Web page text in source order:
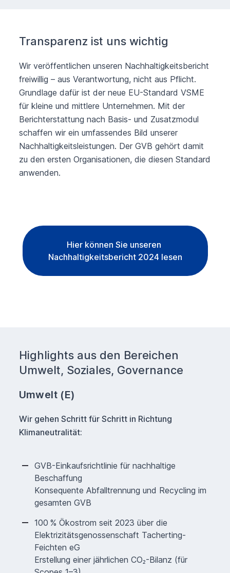
Transparenz ist uns wichtig
Wir veröffentlichen unseren Nachhaltigkeitsbericht
freiwillig – aus Verantwortung, nicht aus Pflicht.
Grundlage dafür ist der neue EU-Standard VSME
für kleine und mittlere Unternehmen. Mit der
Berichterstattung nach Basis- und Zusatzmodul
schaffen wir ein umfassendes Bild unserer
Nachhaltigkeitsleistungen. Der GVB gehört damit
zu den ersten Organisationen, die diesen Standard
anwenden.
Hier können Sie unseren
Nachhaltigkeitsbericht 2024 lesen
Highlights aus den Bereichen
Umwelt, Soziales, Governance
Umwelt (E)
Wir gehen Schritt für Schritt in Richtung
Klimaneutralität:
GVB-Einkaufsrichtlinie für nachhaltige
Beschaffung
Konsequente Abfalltrennung und Recycling im
gesamten GVB
100 % Ökostrom seit 2023 über die
Elektrizitätsgenossenschaft Tacherting-
Feichten eG
Erstellung einer jährlichen CO₂-Bilanz (für